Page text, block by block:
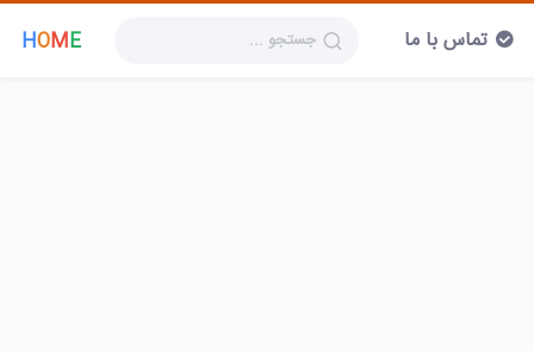
HOME تماس با ما